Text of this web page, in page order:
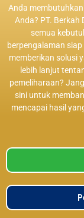
Anda
Anda? PT.
semua
berpengalaman
memberikan solusi
lebih lanjut
pemeliharaan?
sini untuk
mencapai hasil